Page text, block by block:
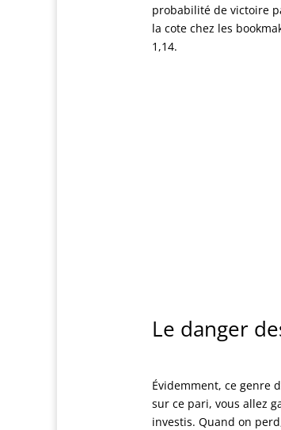
probabilité de victoire
la cote chez les
1,14.
Le danger
Évidemment, ce genre
sur ce pari, vous allez
investis. Quand on